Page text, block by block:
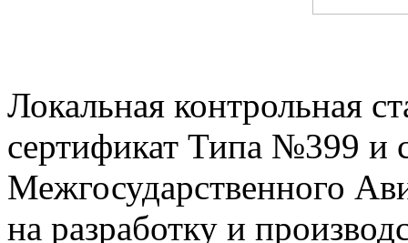
Локальная контрольная
сертификат Типа №399 и
Межгосударственного
на разработку и